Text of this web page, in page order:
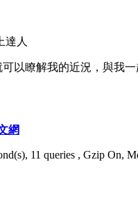
以瞭解我的近況，與我
網
11 queries , Gzip On,